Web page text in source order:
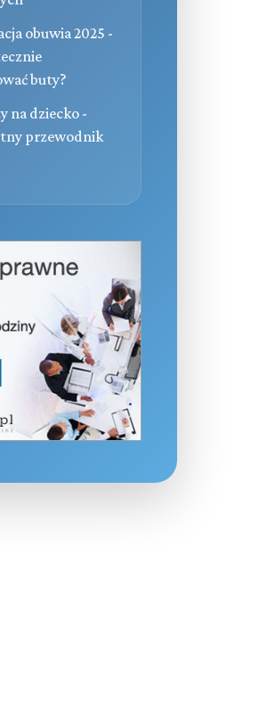
obuwia 2025 -
buty?
na dziecko -
przewodnik